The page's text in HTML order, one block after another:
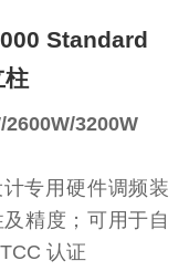
Standard
柱
3200W
专用硬件调频装
精度；可用于自
认证